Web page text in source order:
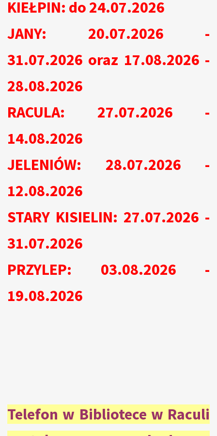
KIEŁPIN: do 24.07.2026
JANY: 20.07.2026 -
31.07.2026 oraz 17.08.2026 -
28.08.2026
RACULA: 27.07.2026 -
14.08.2026
JELENIÓW: 28.07.2026 -
12.08.2026
STARY KISIELIN: 27.07.2026 -
31.07.2026
PRZYLEP: 03.08.2026 -
19.08.2026
Telefon w Bibliotece w Raculi